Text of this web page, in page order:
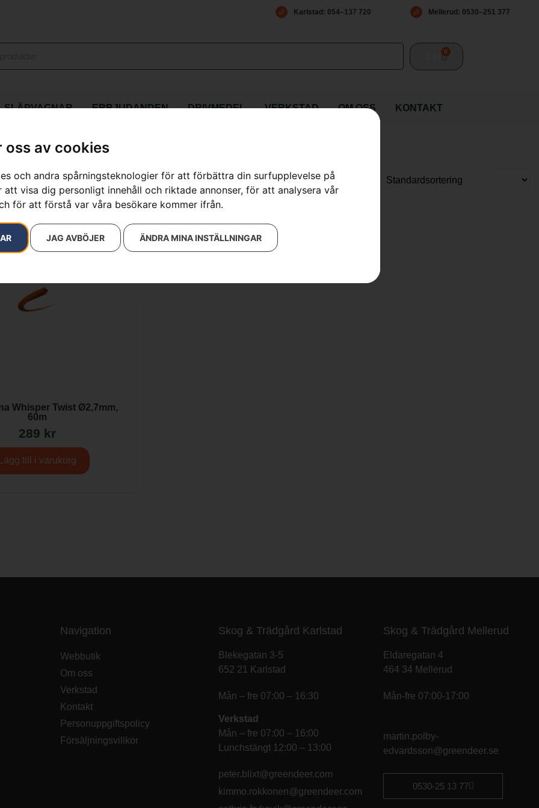
oss av cookies
och andra spårningsteknologier för att förbättra din surfupplevelse på
visa dig personligt innehåll och riktade annonser, för att analysera vår
för att förstå var våra besökare kommer ifrån.
JAG AVBÖJER ÄNDRA MINA INSTÄLLNINGAR
Karlstad: 054–137 720 Mellerud: 0530–251 377
0
SLÄPVAGNAR ERBJUDANDEN DRIVMEDEL VERKSTAD OM OSS KONTAKT
Whisper Twist Ø2,7mm,
60m
289 kr
Lägg till i varukorg
Navigation
Webbutik
Om oss
Verkstad
Kontakt
Personuppgiftspolicy
Försäljningsvillkor
Skog & Trädgård Karlstad
Blekegatan 3-5
652 21 Karlstad
Mån – fre 07:00 – 16:30
Verkstad
Mån – fre 07:00 – 16:00
Lunchstängt 12:00 – 13:00
peter.blixt@greendeer.com
kimmo.rokkonen@greendeer.com
Skog & Trädgård Mellerud
Eldaregatan 4
464 34 Mellerud
Mån-fre 07:00-17:00
martin.polby-
edvardsson@greendeer.se
0530-25 13 77